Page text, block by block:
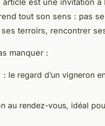
tout son sens : pas
terroirs, rencontrer
manquer :
: le regard d’un vigneron
au rendez-vous, idéal